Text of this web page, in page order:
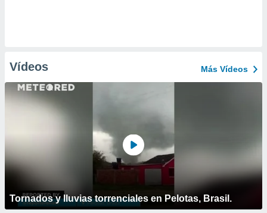
Vídeos Más Vídeos
Tornados y lluvias torrenciales en Pelotas, Brasil.